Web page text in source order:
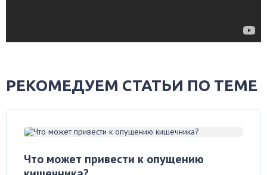
РЕКОМЕДУЕМ СТАТЬИ ПО ТЕМЕ
Что может привести к опущению